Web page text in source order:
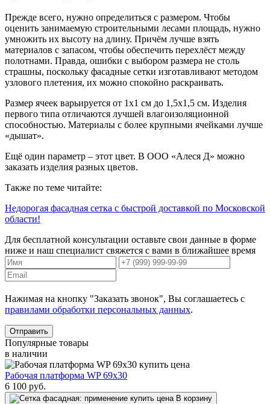
Прежде всего, нужно определиться с размером. Чтобы
оценить занимаемую строительными лесами площадь, нужно
умножить их высоту на длину. Причём лучше взять
материалов с запасом, чтобы обеспечить перехлёст между
полотнами. Правда, ошибки с выбором размера не столь
страшны, поскольку фасадные сетки изготавливают методом
узлового плетения, их можно спокойно раскраивать.
Размер ячеек варьируется от 1x1 см до 1,5x1,5 см. Изделия
первого типа отличаются лучшей влагоизоляционной
способностью. Материалы с более крупными ячейками лучше
«дышат».
Ещё один параметр – этот цвет. В ООО «Алеся Д» можно
заказать изделия разных цветов.
Также по теме читайте:
Недорогая фасадная сетка с быстрой доставкой по Московской
области!
Для бесплатной консультации оставьте свои данные в форме
ниже и наш специалист свяжется с вами в ближайшее время
Нажимая на кнопку "Заказать звонок", Вы соглашаетесь с
правилами обработки персональных данных.
Отправить
Популярные товары
в наличии
Рабочая платформа WP 69x30
6 100 руб.
В корзину